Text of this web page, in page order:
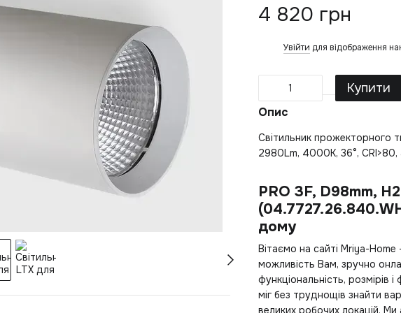
4 820 грн
Увійти для відображення
Купити
Опис
Світильник прожекторного
2980Lm, 4000К, 36°, CRI>80,
PRO 3F, D98mm,
дому
Вітаємо на сайті Mriya-
можливість Вам, зручно
функціональність,
міг без труднощів знайти
великих робочих локацій.